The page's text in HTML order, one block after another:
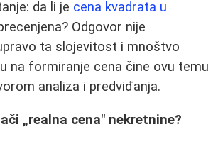
da li je cena kvadrata u
Odgovor nije
ta slojevitost i mnoštvo
na formiranje cena čine ovu temu
analiza i predviđanja.
„realna cena" nekretnine?